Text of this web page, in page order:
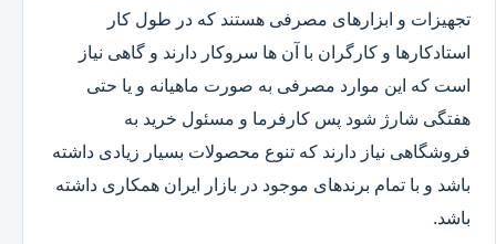
تجهیزات و ابزارهای مصرفی هستند که در طول کار
استادکارها و کارگران با آن ها سروکار دارند و گاهی نیاز
است که این موارد مصرفی به صورت ماهیانه و یا حتی
هفتگی شارژ شود پس کارفرما و مسئول خرید به
فروشگاهی نیاز دارند که تنوع محصولات بسیار زیادی داشته
باشد و با تمام برندهای موجود در بازار ایران همکاری داشته
باشد.